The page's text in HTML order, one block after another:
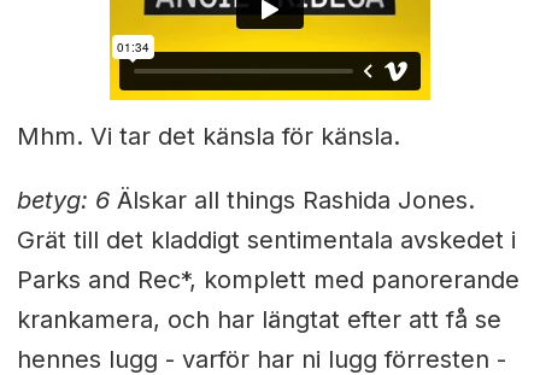
Mhm. Vi tar det känsla för känsla.
betyg: 6Älskar all things Rashida Jones.
Grät till det kladdigt sentimentala avskedet i
Parks and Rec*, komplett med panorerande
krankamera, och har längtat efter att få se
hennes lugg - varför har ni lugg förresten -